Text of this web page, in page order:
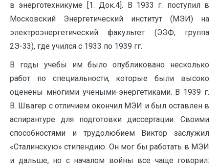
в энерготехникуме [1. Док.4]. В 1933 г. поступил в
Московский Энергетический институт (МЭИ) на
электроэнергетический факультет (ЭЭФ, группа
2Э-33), где учился с 1933 по 1939 гг.
В годы учебы им было опубликовано несколько
работ по специальности, которые были высоко
оценены многими учеными-энергетиками. В 1939 г.
В. Швагер с отличием окончил МЭИ и был оставлен в
аспирантуре для подготовки диссертации. Своими
способностями и трудолюбием Виктор заслужил
«Сталинскую» стипендию. Он мог бы работать в МЭИ
и дальше, но с началом войны все чаще говорил: